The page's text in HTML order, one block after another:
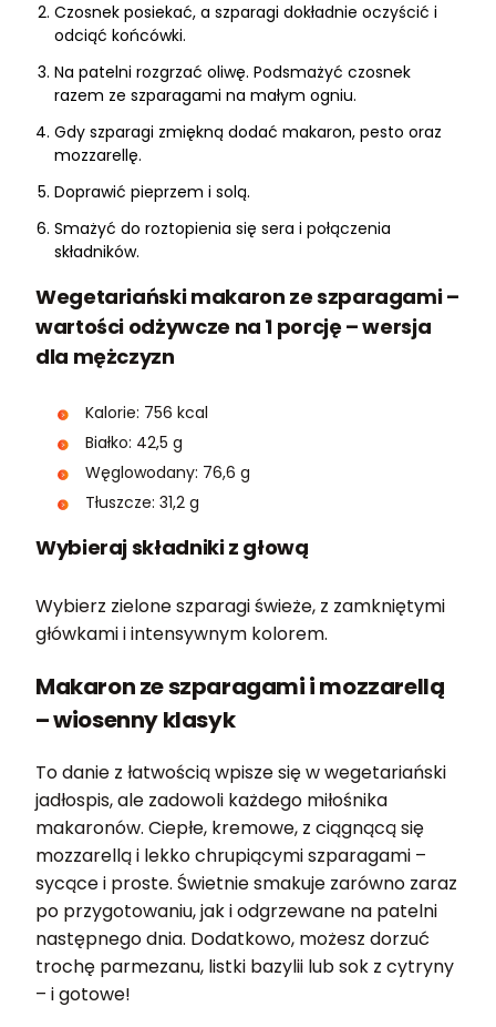
Czosnek posiekać, a szparagi dokładnie oczyścić i
odciąć końcówki.
Na patelni rozgrzać oliwę. Podsmażyć czosnek
razem ze szparagami na małym ogniu.
Gdy szparagi zmiękną dodać makaron, pesto oraz
mozzarellę.
Doprawić pieprzem i solą.
Smażyć do roztopienia się sera i połączenia
składników.
Wegetariański makaron ze szparagami –
wartości odżywcze na 1 porcję – wersja
dla mężczyzn
Kalorie: 756 kcal
Białko: 42,5 g
Węglowodany: 76,6 g
Tłuszcze: 31,2 g
Wybieraj składniki z głową
Wybierz zielone szparagi świeże, z zamkniętymi
główkami i intensywnym kolorem.
Makaron ze szparagami i mozzarellą
– wiosenny klasyk
To danie z łatwością wpisze się w wegetariański
jadłospis, ale zadowoli każdego miłośnika
makaronów. Ciepłe, kremowe, z ciągnącą się
mozzarellą i lekko chrupiącymi szparagami –
sycące i proste. Świetnie smakuje zarówno zaraz
po przygotowaniu, jak i odgrzewane na patelni
następnego dnia. Dodatkowo, możesz dorzuć
trochę parmezanu, listki bazylii lub sok z cytryny
– i gotowe!